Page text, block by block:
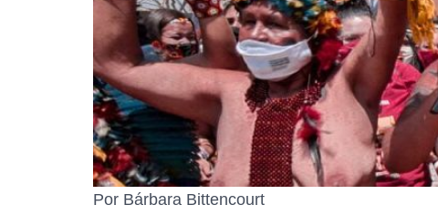
Por Bárbara Bittencourt